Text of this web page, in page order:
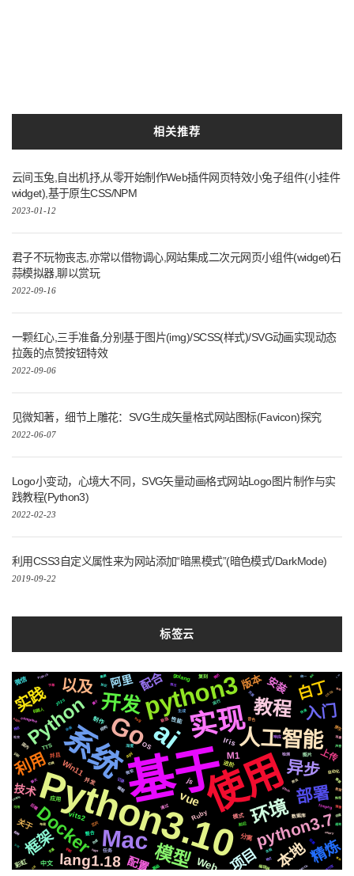
相关推荐
云间玉兔,自出机抒,从零开始制作Web插件网页特效小兔子组件(小挂件
widget),基于原生CSS/NPM
2023-01-12
君子不玩物丧志,亦常以借物调心,网站集成二次元网页小组件(widget)石
蒜模拟器,聊以赏玩
2022-09-16
一颗红心,三手准备,分别基于图片(img)/SCSS(样式)/SVG动画实现动态
拉轰的点赞按钮特效
2022-09-06
见微知著，细节上雕花：SVG生成矢量格式网站图标(Favicon)探究
2022-06-07
Logo小变动，心境大不同，SVG矢量动画格式网站Logo图片制作与实
践教程(Python3)
2022-02-23
利用CSS3自定义属性来为网站添加“暗黑模式”(暗色模式/DarkMode)
2019-09-22
标签云
基于使用
Python3.10
系统 ai实现
Go
python3
Mac
人工智能
开发
环境
教程
Python
Docker 模型
部署
python3.7
异步
以及
利用
实践 入门
框架
lang1.18 本地
白丁
精炼
项目
配合
vue
技术
阿里
配置
版本
Web
安装
M1 上传
关于
Win11
js
Iris
vits2
分离
中文
微信
彩虹
OS
Ruby
进阶
性能
并发
模式
制作
并且
应用
golang
TTS
整合
复刻
任务
api 图片
数据库
基础
2020
微软
国内
后端
机器人
深度
记录
编程
通过
新版
svg
生成
结构
运行
自动化
音色
响应
ffmpeg
compose
原生
芯片 前后
检测
编辑器
github
切换
动画
爬虫
属于
情况
协议
io
聊天
合成
页面
https
Pytorch
MacOs 支付宝
简历
快速
布局
识别
集群
流程
可用
声音
机制
社交
数据
centos
推送
需要
格式
字幕
变量
推荐
celery
场景
阻塞
镜像
Apple
各种
存储
遇到
统一
CSS3
公司
管理
真实
认证
播放
css